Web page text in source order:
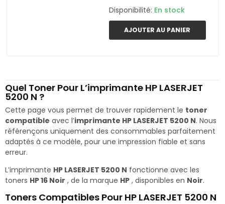
Disponibilité: En stock
AJOUTER AU PANIER
Quel Toner Pour L’imprimante HP LASERJET
5200 N ?
Cette page vous permet de trouver rapidement le toner
compatible avec l’imprimante HP LASERJET 5200 N. Nous
référençons uniquement des consommables parfaitement
adaptés à ce modèle, pour une impression fiable et sans
erreur.
L’imprimante HP LASERJET 5200 N fonctionne avec les
toners HP 16 Noir , de la marque HP , disponibles en Noir.
Toners Compatibles Pour HP LASERJET 5200 N